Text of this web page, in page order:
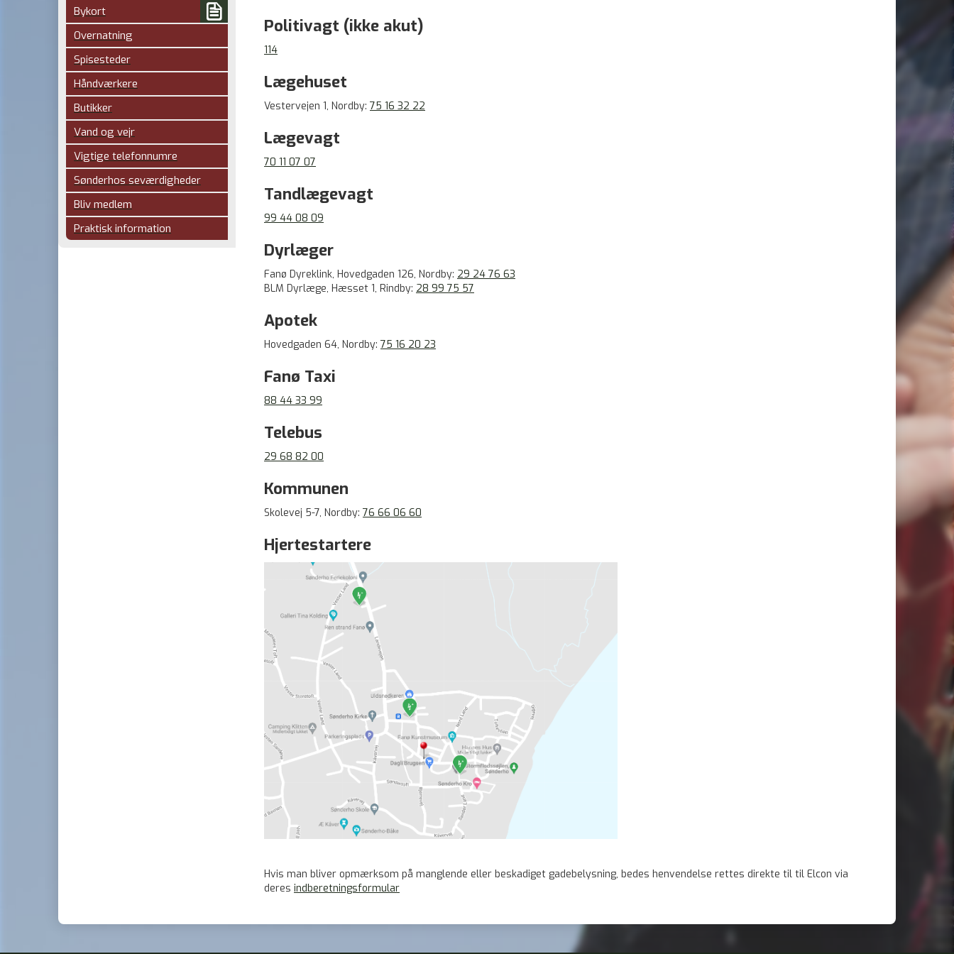
Bykort 
Overnatning
Spisesteder
Håndværkere
Butikker
Vand og vejr
Vigtige telefonnumre
Sønderhos seværdigheder
Bliv medlem
Praktisk information
Politivagt (ikke akut)
114
Lægehuset
Vestervejen 1, Nordby: 75 16 32 22
Lægevagt
70 11 07 07
Tandlægevagt
99 44 08 09
Dyrlæger
Fanø Dyreklink, Hovedgaden 126, Nordby: 29 24 76 63
BLM Dyrlæge, Hæsset 1, Rindby: 28 99 75 57
Apotek
Hovedgaden 64, Nordby: 75 16 20 23
Fanø Taxi
88 44 33 99
Telebus
29 68 82 00
Kommunen
Skolevej 5-7, Nordby: 76 66 06 60
Hjertestartere
Hvis man bliver opmærksom på manglende eller beskadiget gadebelysning, bedes henvendelse rettes direkte til til Elcon via
deres indberetningsformular